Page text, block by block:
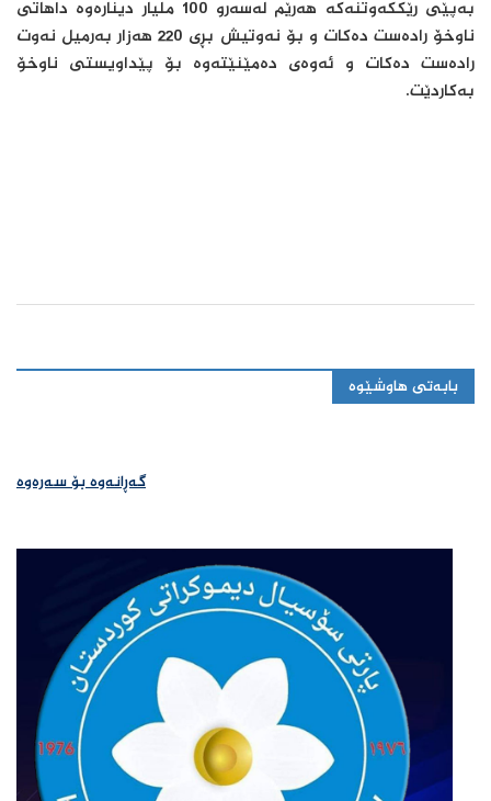
بەپێی رێککەوتنەکە هەرێم لەسەرو 100 ملیار دینارەوە داهاتی
ناوخۆ رادەست دەکات و بۆ نەوتیش بڕی 220 هەزار بەرمیل نەوت
رادەست دەکات و ئەوەی دەمێنێتەوە بۆ پێداویستی ناوخۆ
بەکاردێت.
بابەتی هاوشێوە
گەڕانەوە بۆ سەرەوە